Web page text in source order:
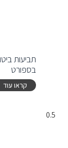
תביעות
בספורט
קראו עוד